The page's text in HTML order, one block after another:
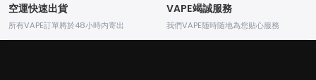
空運快速出貨
所有VAPE訂單將於48小時内寄出
VAPE竭誠服務
我們VAPE随時随地為您贴心服務